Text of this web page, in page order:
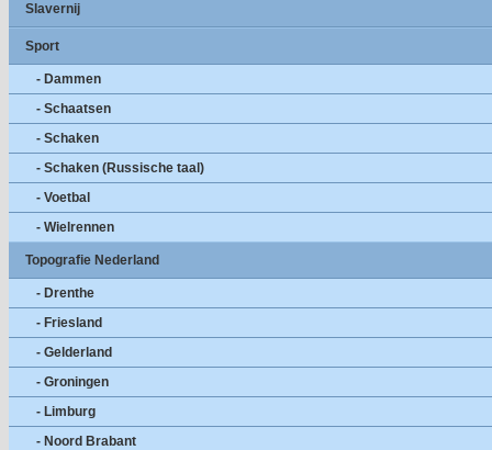
Slavernij
Sport
- Dammen
- Schaatsen
- Schaken
- Schaken (Russische taal)
- Voetbal
- Wielrennen
Topografie Nederland
- Drenthe
- Friesland
- Gelderland
- Groningen
- Limburg
- Noord Brabant